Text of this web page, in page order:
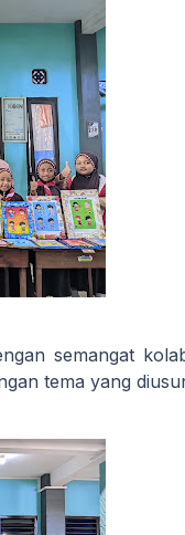
semangat
tema yang